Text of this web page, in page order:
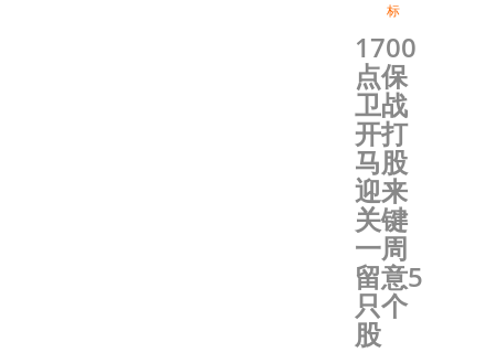
标
1700
点保
卫战
开打
马股
迎来
关键
一周
留意5
只个
股